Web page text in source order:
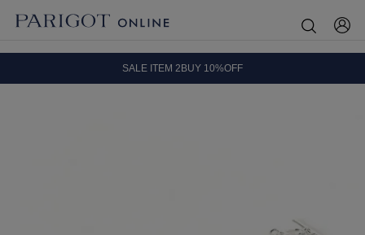
SALE ITEM 2BUY 10%OFF